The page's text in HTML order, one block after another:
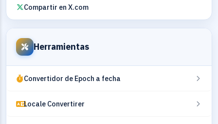
Compartir en X.com
Herramientas
Convertidor de Epoch a fecha
Locale Convertirer